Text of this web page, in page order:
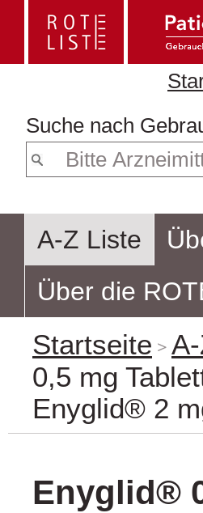
Suche nach
A-Z Liste
Über die
Startseite
0,5 mg
Enyglid® 2
Enyglid®